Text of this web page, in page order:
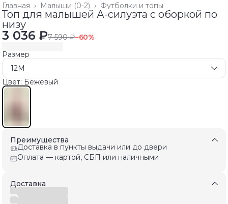
Футболки и топы
Малыши (0-2) ›
Главная ›
Топ для малышей А-силуэта с оборкой по
низу
3 036 ₽7 590 ₽−60%
Размер
12M
Цвет: Бежевый
Преимущества
Доставка в пункты выдачи или до двери
Оплата — картой, СБП или наличными
Доставка